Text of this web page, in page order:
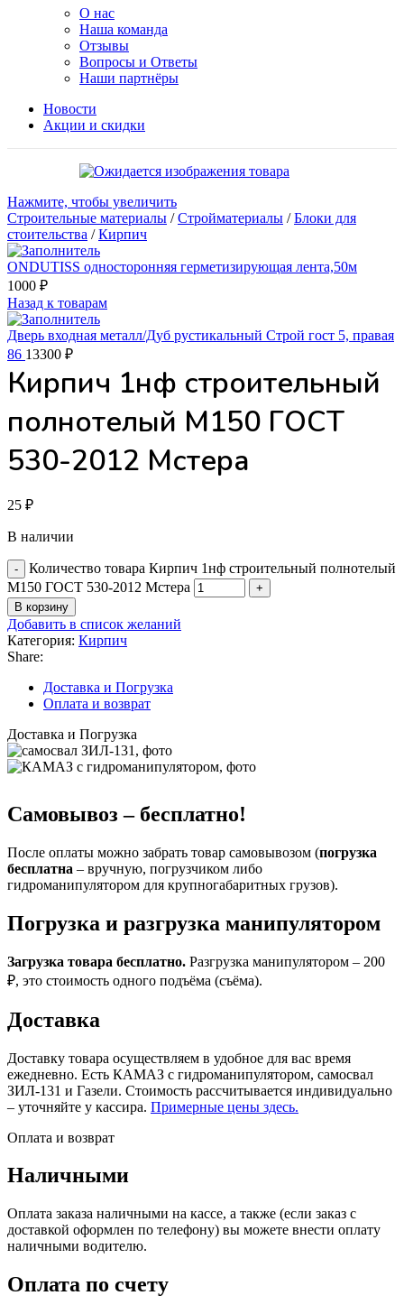
О нас
Наша команда
Отзывы
Вопросы и Ответы
Наши партнёры
Новости
Акции и скидки
Нажмите, чтобы увеличить
Строительные материалы /Стройматериалы /Блоки для
стоительства /Кирпич
ONDUTISS односторонняя герметизирующая лента,50м
1000 ₽
Назад к товарам
Дверь входная металл/Дуб рустикальный Строй гост 5, правая
86 13300 ₽
Кирпич 1нф строительный
полнотелый М150 ГОСТ
530-2012 Мстера
25 ₽
В наличии
Количество товара Кирпич 1нф строительный полнотелый
М150 ГОСТ 530-2012 Мстера
В корзину
Добавить в список желаний
Категория: Кирпич
Share:
Доставка и Погрузка
Оплата и возврат
Доставка и Погрузка
Самовывоз – бесплатно!
После оплаты можно забрать товар самовывозом (погрузка
бесплатна – вручную, погрузчиком либо
гидроманипулятором для крупногабаритных грузов).
Погрузка и разгрузка манипулятором
Загрузка товара бесплатно. Разгрузка манипулятором – 200
₽, это стоимость одного подъёма (съёма).
Доставка
Доставку товара осуществляем в удобное для вас время
ежедневно. Есть КАМАЗ с гидроманипулятором, самосвал
ЗИЛ-131 и Газели. Стоимость рассчитывается индивидуально
– уточняйте у кассира. Примерные цены здесь.
Оплата и возврат
Наличными
Оплата заказа наличными на кассе, а также (если заказ с
доставкой оформлен по телефону) вы можете внести оплату
наличными водителю.
Оплата по счету